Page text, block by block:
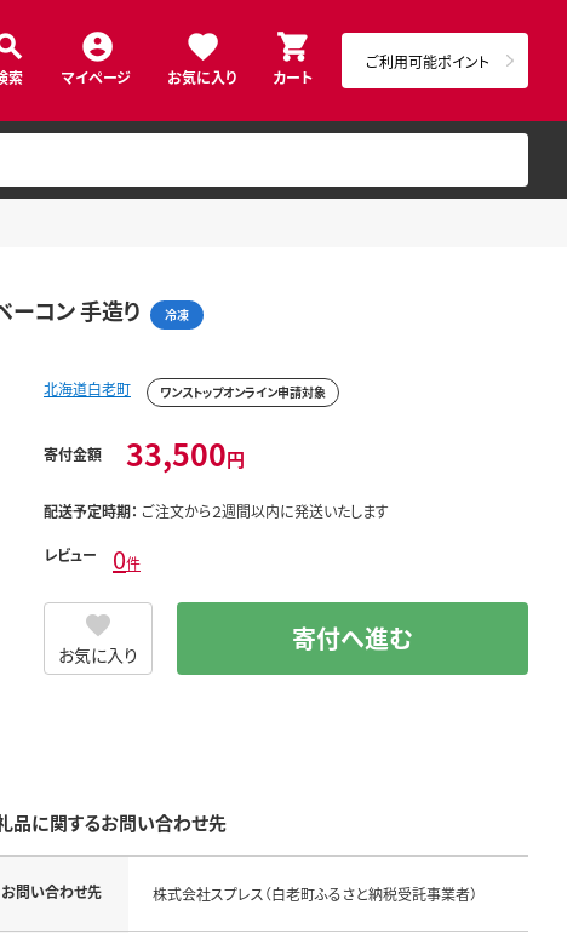
索 マイページ お気に入り カート
ご利用可能ポイント
ーコン 手造り 冷凍
北海道白老町 ワンストップオンライン申請対象
寄付金額 33,500円
配送予定時期： ご注文から２週間以内に発送いたします
レビュー 0件
お気に入り 寄付へ進む
品に関するお問い合わせ先
お問い合わせ先 株式会社スプレス（白老町ふるさと納税受託事業者）